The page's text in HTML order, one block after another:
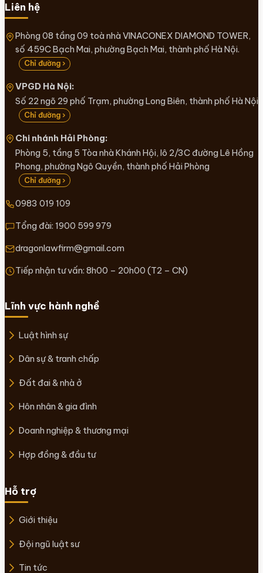
Liên hệ
Phòng 08 tầng 09 toà nhà VINACONEX DIAMOND TOWER,
số 459C Bạch Mai, phường Bạch Mai, thành phố Hà Nội.
Chỉ đường ›
VPGD Hà Nội:
Số 22 ngõ 29 phố Trạm, phường Long Biên, thành phố Hà Nội
Chỉ đường ›
Chi nhánh Hải Phòng:
Phòng 5, tầng 5 Tòa nhà Khánh Hội, lô 2/3C đường Lê Hồng
Phong, phường Ngô Quyền, thành phố Hải Phòng
Chỉ đường ›
0983 019 109
Tổng đài: 1900 599 979
dragonlawfirm@gmail.com
Tiếp nhận tư vấn: 8h00 – 20h00 (T2 – CN)
Lĩnh vực hành nghề
Luật hình sự
Dân sự & tranh chấp
Đất đai & nhà ở
Hôn nhân & gia đình
Doanh nghiệp & thương mại
Hợp đồng & đầu tư
Hỗ trợ
Giới thiệu
Đội ngũ luật sư
Tin tức